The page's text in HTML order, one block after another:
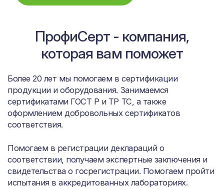
ПрофиСерт - компания,
которая вам поможет
Более 20 лет мы помогаем в сертификации
продукции и оборудования. Занимаемся
сертификатами ГОСТ Р и ТР ТС, а также
оформлением добровольных сертификатов
соответствия.
Помогаем в регистрации деклараций о
соответствии, получаем экспертные заключения и
свидетельства о госрегистрации. Помогаем пройти
испытания в аккредитованных лабораториях.